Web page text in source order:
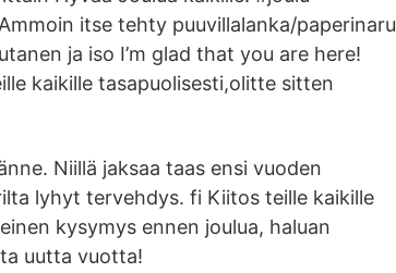
itse tehty puuvillalanka/paperinaru
ja iso I’m glad that you are here!
kaikille tasapuolisesti,olitte sitten
Niillä jaksaa taas ensi vuoden
lyhyt tervehdys. fi Kiitos teille kaikille
kysymys ennen joulua, haluan
uutta vuotta!